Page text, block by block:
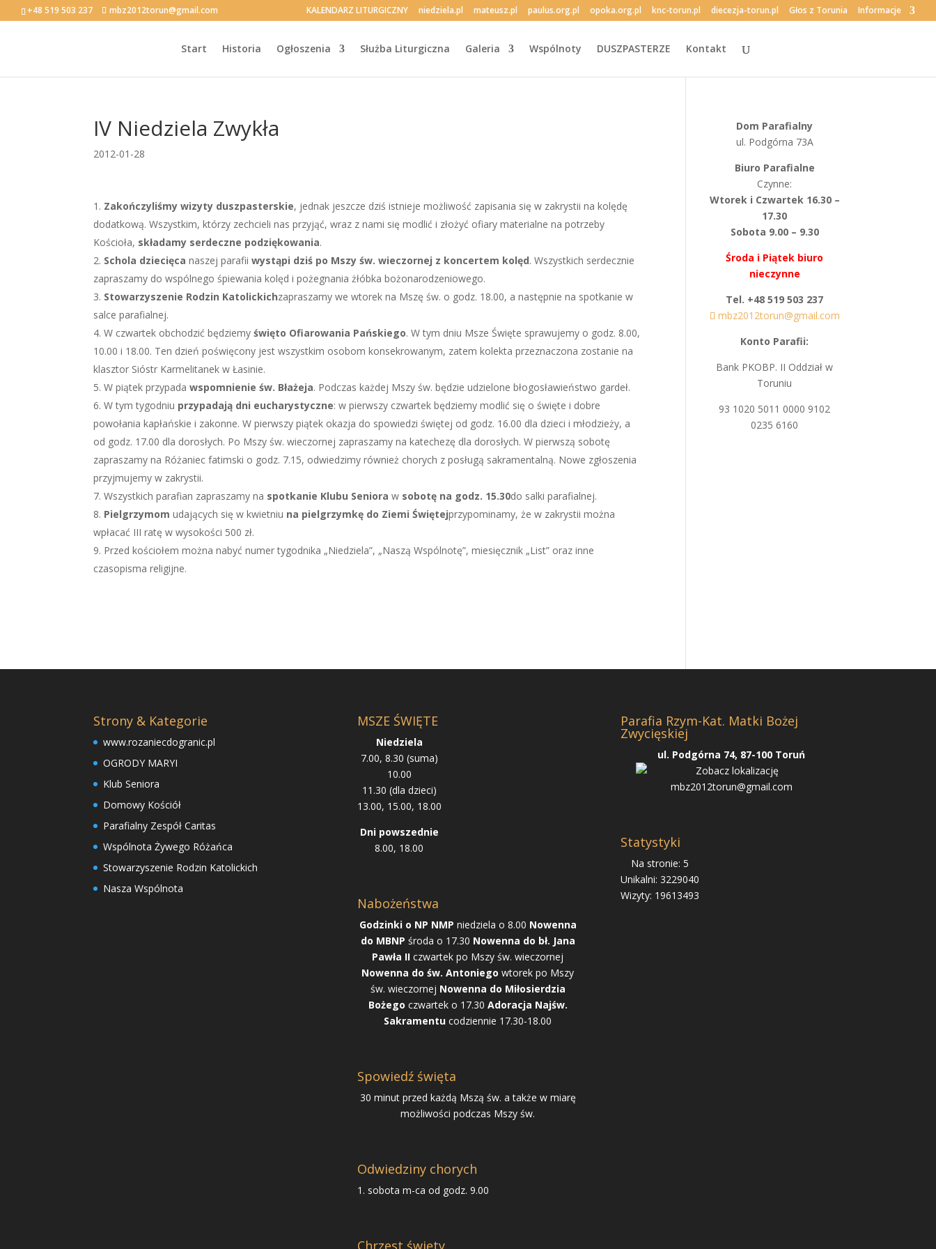
+48 519 503 237 mbz2012torun@gmail.com KALENDARZ LITURGICZNY niedziela.pl mateusz.pl paulus.org.pl opoka.org.pl knc-torun.pl diecezja-torun.pl Głos z Torunia Informacje
Start Historia Ogłoszenia Służba Liturgiczna Galeria Wspólnoty DUSZPASTERZE Kontakt
IV Niedziela Zwykła
2012-01-28
Zakończyliśmy wizyty duszpasterskie, jednak jeszcze dziś istnieje możliwość zapisania się w zakrystii na kolędę
dodatkową. Wszystkim, którzy zechcieli nas przyjąć, wraz z nami się modlić i złożyć ofiary materialne na potrzeby
Kościoła, składamy serdeczne podziękowania.
Schola dziecięca naszej parafiiwystąpi dziś po Mszy św. wieczornej z koncertem kolęd. Wszystkich serdecznie
zapraszamy do wspólnego śpiewania kolęd i pożegnania żłóbka bożonarodzeniowego.
Stowarzyszenie Rodzin Katolickichzapraszamy we wtorek na Mszę św. o godz. 18.00, a następnie na spotkanie w
salce parafialnej.
W czwartek obchodzić będziemyświęto Ofiarowania Pańskiego. W tym dniu Msze Święte sprawujemy o godz. 8.00,
10.00 i 18.00. Ten dzień poświęcony jest wszystkim osobom konsekrowanym, zatem kolekta przeznaczona zostanie na
klasztor Sióstr Karmelitanek w Łasinie.
W piątek przypadawspomnienie św. Błażeja. Podczas każdej Mszy św. będzie udzielone błogosławieństwo gardeł.
W tym tygodniu przypadają dni eucharystyczne: w pierwszy czwartek będziemy modlić się o święte i dobre
powołania kapłańskie i zakonne. W pierwszy piątek okazja do spowiedzi świętej od godz. 16.00 dla dzieci i młodzieży, a
od godz. 17.00 dla dorosłych. Po Mszy św. wieczornej zapraszamy na katechezę dla dorosłych. W pierwszą sobotę
zapraszamy na Różaniec fatimski o godz. 7.15, odwiedzimy również chorych z posługą sakramentalną. Nowe zgłoszenia
przyjmujemy w zakrystii.
Wszystkich parafian zapraszamy na spotkanie Klubu Seniora w sobotę na godz. 15.30do salki parafialnej.
Pielgrzymom udających się w kwietniu na pielgrzymkę do Ziemi Świętejprzypominamy, że w zakrystii można
wpłacać III ratę w wysokości 500 zł.
Przed kościołem można nabyć numer tygodnika „Niedziela”, „Naszą Wspólnotę”, miesięcznik „List” oraz inne
czasopisma religijne.
Dom Parafialny
ul. Podgórna 73A
Biuro Parafialne
Czynne:
Wtorek i Czwartek 16.30 –
17.30
Sobota 9.00 – 9.30
Środa i Piątek biuro
nieczynne
Tel. +48 519 503 237
mbz2012torun@gmail.com
Konto Parafii:
Bank PKOBP. II Oddział w
Toruniu
93 1020 5011 0000 9102
0235 6160
Strony & Kategorie
www.rozaniecdogranic.pl
OGRODY MARYI
Klub Seniora
Domowy Kościół
Parafialny Zespół Caritas
Wspólnota Żywego Różańca
Stowarzyszenie Rodzin Katolickich
Nasza Wspólnota
MSZE ŚWIĘTE
Niedziela
7.00, 8.30 (suma)
10.00
11.30 (dla dzieci)
13.00, 15.00, 18.00
Dni powszednie
8.00, 18.00
Nabożeństwa
Godzinki o NP NMP niedziela o 8.00 Nowenna
do MBNP środa o 17.30 Nowenna do bł. Jana
Pawła IIczwartek po Mszy św. wieczornej
Nowenna do św. Antoniegowtorek po Mszy
św. wieczornej Nowenna do Miłosierdzia
Bożego czwartek o 17.30 Adoracja Najśw.
Sakramentucodziennie 17.30-18.00
Spowiedź święta
30 minut przed każdą Mszą św. a także w miarę
możliwości podczas Mszy św.
Odwiedziny chorych
1. sobota m-ca od godz. 9.00
Chrzest święty
Parafia Rzym-Kat. Matki Bożej
Zwycięskiej
ul. Podgórna 74, 87-100 Toruń
mbz2012torun@gmail.com
Statystyki
Na stronie: 5
Unikalni: 3229040
Wizyty: 19613493